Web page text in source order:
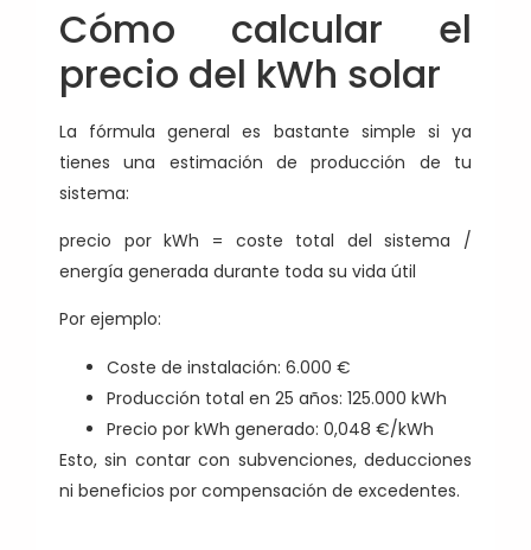
Cómo calcular el
precio del kWh solar
La fórmula general es bastante simple si ya
tienes una estimación de producción de tu
sistema:
precio por kWh = coste total del sistema /
energía generada durante toda su vida útil
Por ejemplo:
Coste de instalación: 6.000 €
Producción total en 25 años: 125.000 kWh
Precio por kWh generado: 0,048 €/kWh
Esto, sin contar con subvenciones, deducciones
ni beneficios por compensación de excedentes.